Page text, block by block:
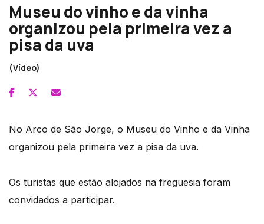
Museu do vinho e da vinha
organizou pela primeira vez a
pisa da uva
(Vídeo)
No Arco de São Jorge, o Museu do Vinho e da Vinha
organizou pela primeira vez a pisa da uva.
Os turistas que estão alojados na freguesia foram
convidados a participar.